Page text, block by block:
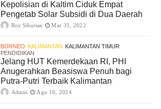
Kepolisian di Kaltim Ciduk Empat
Pengetab Solar Subsidi di Dua Daerah
Roy Siburian Mar 31, 2022
BORNEO KALIMANTAN KALIMANTAN TIMUR
PENDIDIKAN
Jelang HUT Kemerdekaan RI, PHI
Anugerahkan Beasiswa Penuh bagi
Putra-Putri Terbaik Kalimantan
Admin Agu 16, 2024